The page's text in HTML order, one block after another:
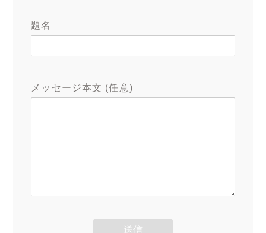
題名
メッセージ本文 (任意)